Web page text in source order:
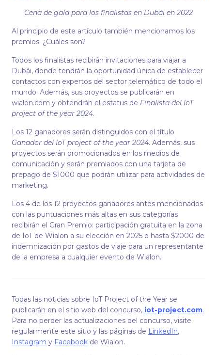
Cena de gala para los finalistas en Dubái en 2022
Al principio de este artículo también mencionamos los
premios. ¿Cuáles son?
Todos los finalistas recibirán invitaciones para viajar a
Dubái, donde tendrán la oportunidad única de establecer
contactos con expertos del sector telemático de todo el
mundo. Además, sus proyectos se publicarán en
wialon.com y obtendrán el estatus de Finalista del IoT
project of the year 2024.
Los 12 ganadores serán distinguidos con el título
Ganador del IoT project of the year 2024. Además, sus
proyectos serán promocionados en los medios de
comunicación y serán premiados con una tarjeta de
prepago de $1000 que podrán utilizar para actividades de
marketing.
Los 4 de los 12 proyectos ganadores antes mencionados
con las puntuaciones más altas en sus categorías
recibirán el Gran Premio: participación gratuita en la zona
de IoT de Wialon a su elección en 2025 o hasta $2000 de
indemnización por gastos de viaje para un representante
de la empresa a cualquier evento de Wialon.
Todas las noticias sobre IoT Project of the Year se
publicarán en el sitio web del concurso, iot-project.com.
Para no perder las actualizaciones del concurso, visite
regularmente este sitio y las páginas de LinkedIn,
Instagram y Facebook de Wialon.